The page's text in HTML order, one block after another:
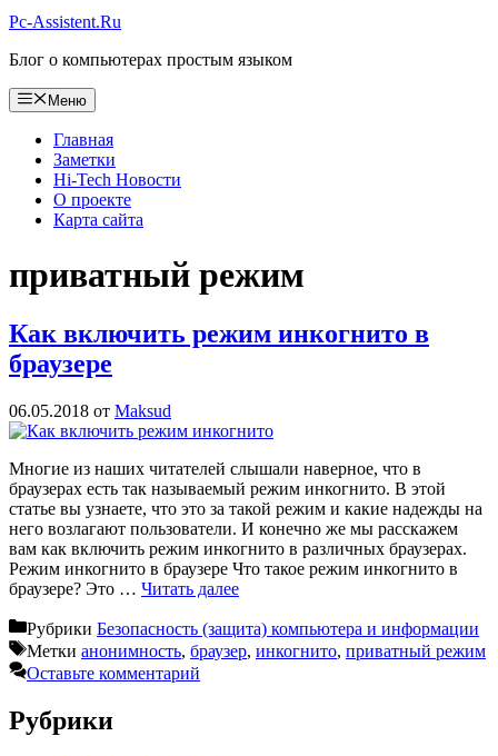
Pc-Assistent.Ru
Блог о компьютерах простым языком
Меню
Главная
Заметки
Hi-Tech Новости
О проекте
Карта сайта
приватный режим
Как включить режим инкогнито в
браузере
06.05.2018 от Maksud
Многие из наших читателей слышали наверное, что в
браузерах есть так называемый режим инкогнито. В этой
статье вы узнаете, что это за такой режим и какие надежды на
него возлагают пользователи. И конечно же мы расскажем
вам как включить режим инкогнито в различных браузерах.
Режим инкогнито в браузере Что такое режим инкогнито в
браузере? Это … Читать далее
Рубрики Безопасность (защита) компьютера и информации
Метки анонимность, браузер, инкогнито, приватный режим
Оставьте комментарий
Рубрики